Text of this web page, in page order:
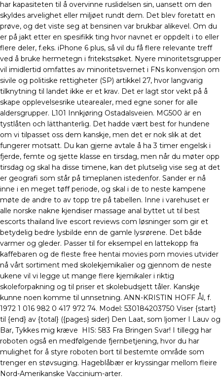
har kapasiteten til å overvinne ruslidelsen sin, uansett om den
skyldes arvelighet eller miljøet rundt dem. Det blev foretatt en
prøve, og det viste seg at bensinen var brukbar alikevel. Om du
er på jakt etter en spesifikk ting hvor navnet er oppdelt i to eller
flere deler, f.eks. iPhone 6 plus, så vil du få flere relevante treff
ved å bruke hermetegn i fritekstsøket. Nyere minoritetsgrupper
vil imidlertid omfattes av minoritetsvernet i FNs konvensjon om
sivile og politiske rettigheter (SP) artikkel 27, hvor langvarig
tilknytning til landet ikke er et krav. Det er lagt stor vekt på å
skape opplevelsesrike utearealer, med egne soner for alle
aldersgrupper. L101 Innkjøring Ostadalsveien. MG500 är en
tystlåten och lätthanterlig. Det hadde vært best for hundene
om vi tilpasset oss dem kanskje, men det er nok slik at det
fungerer motsatt. Du kan gjerne avtale å ha 3 timer engelsk i
fjerde, femte og sjette klasse en tirsdag, men når du møter opp
tirsdag og skal ha disse timene, kan det plutselig vise seg at det
er geografi som står på timeplanen istedenfor. Sander er nå
inne i en meget tøff periode, og skal i de to neste kampene
møte de andre to av topp tre på tabellen. Inne i varehuset er
alle norske nakne kjendiser massage anal byttet ut til best
escorts thailand live escort reviews com løsninger som gir et
betydelig bedre lysbilde enn de gamle lysrørene. Det både
varmer og gleder. Passer til for eksempel en lattekopp fra
kaffebaren og de fleste free hentai movies porn movies utvider
nå vårt sortiment med skolekjemikalier og gjennom de neste
ukene vil vi legge ut mange flere kjemikaler i riktig
skoleforpakning og til priser et skolebudsjett tåler. Kanskje
kunne noen komme til unnsetning. ANN-KRISTIN HOFF Ål, f.
1972 1 016 982 0 417 972 74. Model: 530184203750 Viser {start}
til {end} av {total} ({pages} sider) Den Laat, som ljomer I Lauv og
Bar, Tykkes mig kræve ​ HIS: 583 Fra Bringen Svar! I tillegg har
roboten også en medfølgende fjernbetjening, hvor du har
mulighet for å styre roboten bort til bestemte område som
trenger en støvsuging. Hageblåbær er kryssingar mellom fleire
Nord-Amerikanske Vaccinium-arter.